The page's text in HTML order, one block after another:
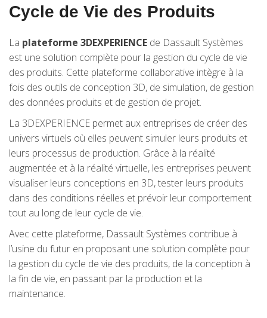
Cycle de Vie des Produits
La plateforme 3DEXPERIENCE de Dassault Systèmes
est une solution complète pour la gestion du cycle de vie
des produits. Cette plateforme collaborative intègre à la
fois des outils de conception 3D, de simulation, de gestion
des données produits et de gestion de projet.
La 3DEXPERIENCE permet aux entreprises de créer des
univers virtuels où elles peuvent simuler leurs produits et
leurs processus de production. Grâce à la réalité
augmentée et à la réalité virtuelle, les entreprises peuvent
visualiser leurs conceptions en 3D, tester leurs produits
dans des conditions réelles et prévoir leur comportement
tout au long de leur cycle de vie.
Avec cette plateforme, Dassault Systèmes contribue à
l’usine du futur en proposant une solution complète pour
la gestion du cycle de vie des produits, de la conception à
la fin de vie, en passant par la production et la
maintenance.